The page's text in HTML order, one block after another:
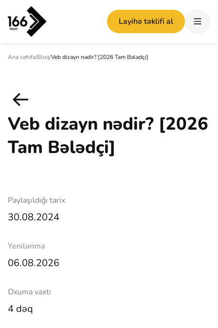
Layihə təklifi al
Ana səhifə/Bloq/Veb dizayn nədir? [2026 Tam Bələdçi]
Veb dizayn nədir? [2026
Tam Bələdçi]
Paylaşıldığı tarix
30.08.2024
Yenilənmə
06.08.2026
Oxuma vaxtı
4 dəq